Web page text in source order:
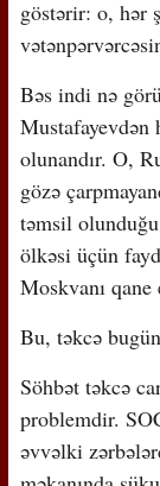
göstərir: o, hər
Bəs indi nə
olunandır. O,
gözə
təmsil
ölkəsi üçün
Moskvanı
Bu, təkcə
Söhbət təkcə
problemdir.
əvvəlki